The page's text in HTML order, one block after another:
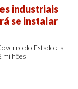
industriais
se instalar
do Estado e a
milhões